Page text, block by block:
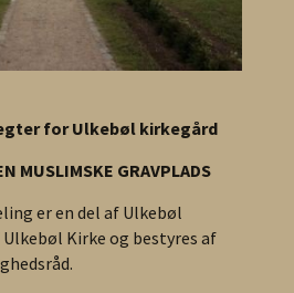
for Ulkebøl kirkegård
MUSLIMSKE GRAVPLADS
er en del af Ulkebøl
Kirke og bestyres af